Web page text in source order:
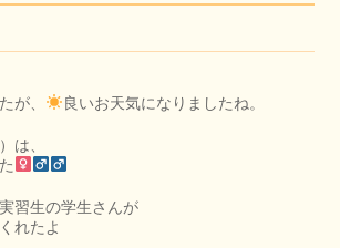
が、 良いお天気になりましたね。
は、
習生の学生さんが
れたよ